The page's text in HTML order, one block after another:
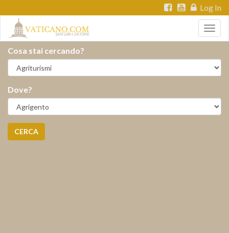
Log In
Cosa stai cercando?
Dove?
CERCA